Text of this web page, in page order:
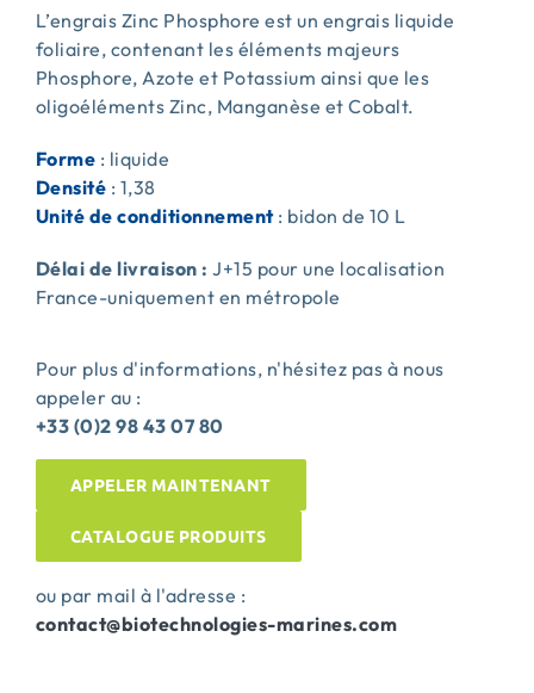
L’engrais Zinc Phosphore est un engrais liquide
foliaire, contenant les éléments majeurs
Phosphore, Azote et Potassium ainsi que les
oligoéléments Zinc, Manganèse et Cobalt.
Forme : liquide
Densité : 1,38
Unité de conditionnement: bidon de 10 L
Délai de livraison : J+15 pour une localisation
France-uniquement en métropole
Pour plus d'informations, n'hésitez pas à nous
appeler au :
+33 (0)2 98 43 07 80
APPELER MAINTENANT
CATALOGUE PRODUITS
ou par mail à l'adresse :
contact@biotechnologies-marines.com